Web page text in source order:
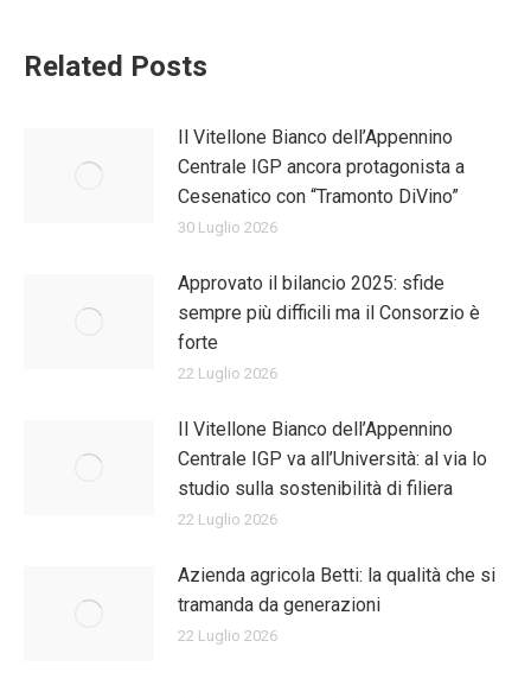
Related Posts
Il Vitellone Bianco dell’Appennino
Centrale IGP ancora protagonista a
Cesenatico con “Tramonto DiVino”
30 Luglio 2026
Approvato il bilancio 2025: sfide
sempre più difficili ma il Consorzio è
forte
22 Luglio 2026
Il Vitellone Bianco dell’Appennino
Centrale IGP va all’Università: al via lo
studio sulla sostenibilità di filiera
22 Luglio 2026
Azienda agricola Betti: la qualità che si
tramanda da generazioni
22 Luglio 2026